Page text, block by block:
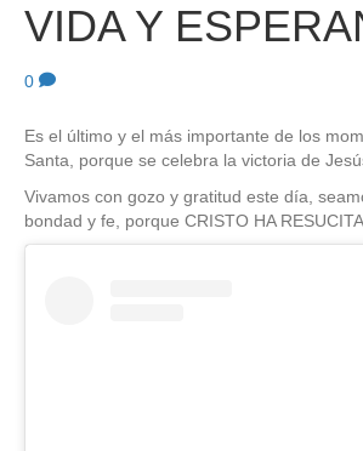
VIDA Y
0
Es el último y el más importante de los
Santa, porque se celebra la victoria de
Vivamos con gozo y gratitud este día,
bondad y fe, porque CRISTO HA